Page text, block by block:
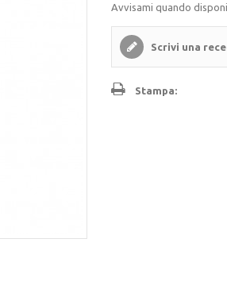
Avvisami quando
Scrivi una
Stampa: